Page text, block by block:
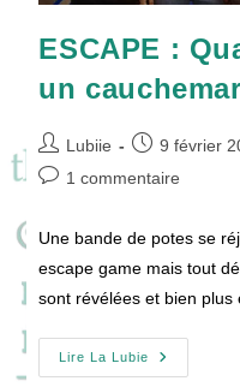
ESCAPE :
un
Auteur/autrice
de
Lubiie
Publication
publiée :
9 février
Commentaires
1 commentaire
Une bande de potes se
escape game mais tout
sont révélées et bien
Lire La Lubie
ESCAPE
: